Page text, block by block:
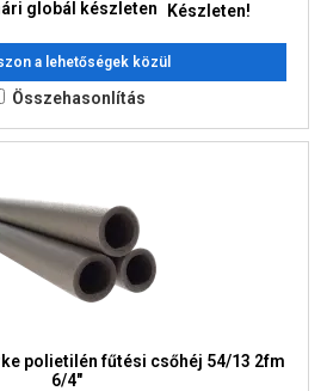
Készleten!
a lehetőségek közül
Összehasonlítás
polietilén fűtési csőhéj 54/13 2fm
6/4"